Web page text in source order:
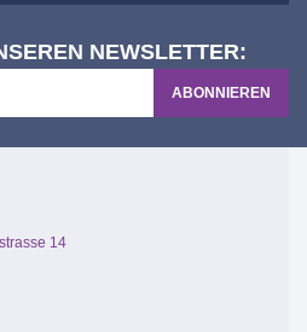
NEWSLETTER:
ABONNIEREN
14